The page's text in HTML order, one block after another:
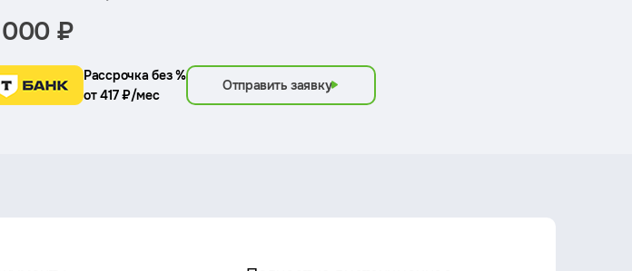
₽
Рассрочка без %
от 417 ₽/мес
Отправить заявку